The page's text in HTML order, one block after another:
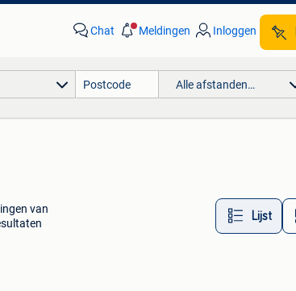
Chat Meldingen Inloggen
Alle afstanden…
van
Lijst